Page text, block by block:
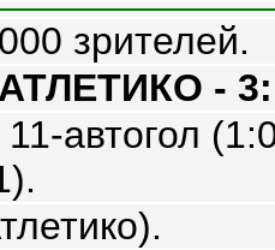
зрителей.
-
автогол